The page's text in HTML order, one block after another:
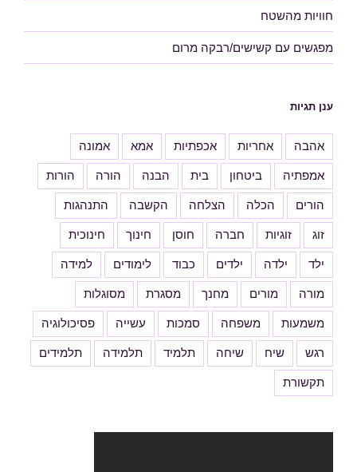
חוויות מהשטח
מפגשים עם קשישים/רבקה מרום
ענן תגיות
אהבה אחריות אכפתיות אמא אמונה
אמפתיה ביטחון בית הבנה הורה הורות
הורים הכלה הצלחה הקשבה התנהגות
זוג זוגיות חברה חוסן חינוך חינוכית
ילד ילדה ילדים כבוד לימודים למידה
מורה מורים מחנך מסגרת מסוגלות
משמעות משפחה סמכות עשייה פסיכולוגיה
רגש שיח שיחה תלמיד תלמידה תלמידים
תקשורת